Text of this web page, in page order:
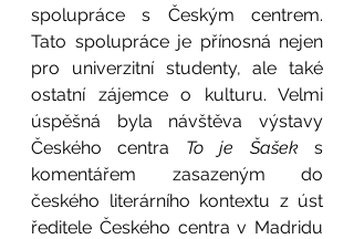
spolupráce s Českým centrem.
Tato spolupráce je přínosná nejen
pro univerzitní studenty, ale také
ostatní zájemce o kulturu. Velmi
úspěšná byla návštěva výstavy
Českého centra To je Šašek s
komentářem zasazeným do
českého literárního kontextu z úst
ředitele Českého centra v Madridu